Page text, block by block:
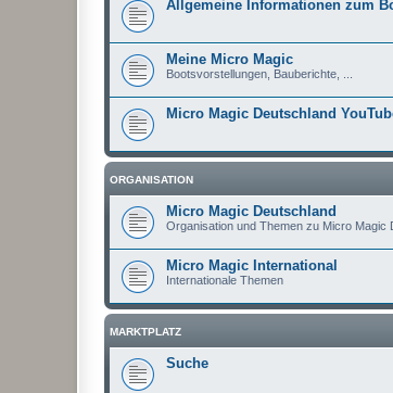
Allgemeine Informationen zum
Meine Micro Magic
Bootsvorstellungen, Bauberichte, ...
Micro Magic Deutschland
ORGANISATION
Micro Magic Deutschland
Organisation und Themen zu Micro Magic
Micro Magic International
Internationale Themen
MARKTPLATZ
Suche